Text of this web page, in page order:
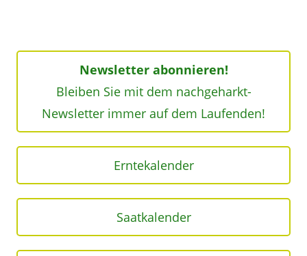
Newsletter abonnieren!
Bleiben Sie mit dem nachgeharkt-
Newsletter immer auf dem Laufenden!
Erntekalender
Saatkalender